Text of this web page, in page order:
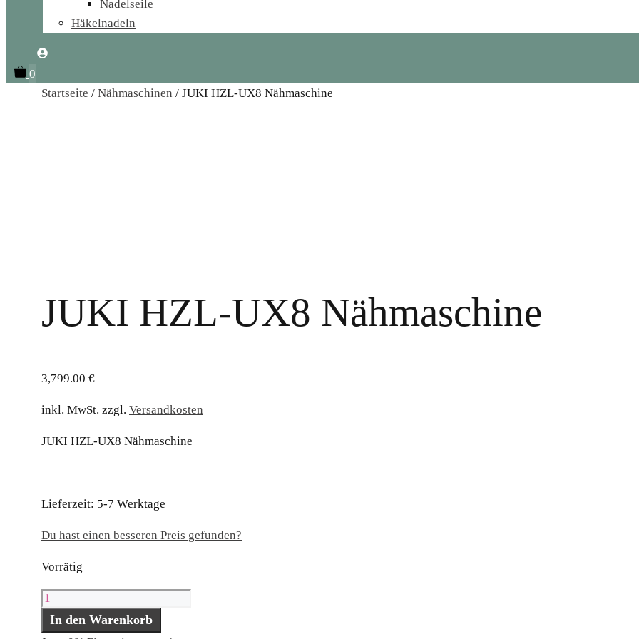
Nadelseile
Häkelnadeln
0
Startseite / Nähmaschinen / JUKI HZL-UX8 Nähmaschine
JUKI HZL-UX8 Nähmaschine
3,799.00 €
inkl. MwSt. zzgl. Versandkosten
JUKI HZL-UX8 Nähmaschine
Lieferzeit: 5-7 Werktage
Du hast einen besseren Preis gefunden?
Vorrätig
JUKI
HZL-
UX8
In den Warenkorb